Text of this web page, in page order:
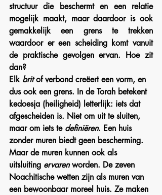
structuur die beschermt en een relatie
mogelijk maakt, maar daardoor is ook
gemakkelijk een grens te trekken
waardoor er een scheiding komt vanuit
de praktische gevolgen ervan. Hoe zit
dan?
Elk brit of verbond creëert een vorm, en
dus ook een grens. In de Torah betekent
kedoesja (heiligheid) letterlijk: iets dat
afgescheiden is. Niet om uit te sluiten,
maar om iets te definiëren. Een huis
zonder muren biedt geen bescherming.
Maar de muren kunnen ook als
uitsluiting ervaren worden. De zeven
Noachitische wetten zijn als muren van
een bewoonbaar moreel huis. Ze maken